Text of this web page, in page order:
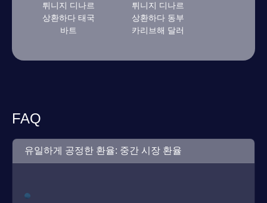
튀니지 디나르
상환하다 태국
바트
튀니지 디나르
상환하다 동부
카리브해 달러
FAQ
유일하게 공정한 환율: 중간 시장 환율